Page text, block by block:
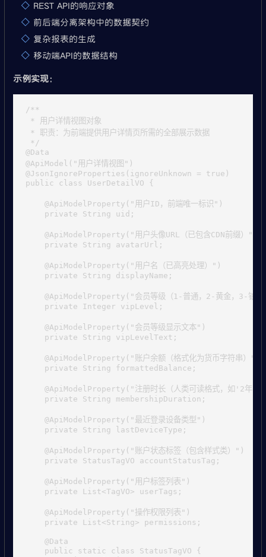
REST API的响应对象
前后端分离架构中的数据契约
复杂报表的生成
移动端API的数据结构
示例实现：
/**
* 用户详情视图对象
* 职责：为前端提供用户详情页所需的全部展示数据
*/
@Data
@ApiModel("用户详情视图")
@JsonIgnoreProperties(ignoreUnknown = true)
public class UserDetailVO {
    @ApiModelProperty("用户ID，前端唯一标识")
    private String uid;
    @ApiModelProperty("用户头像URL（已包含CDN前缀）")
    private String avatarUrl;
    @ApiModelProperty("用户名（已高亮处理）")
    private String displayName;
@ApiModelProperty("会员等级（1-普通，2-黄金，3-铂金
    private Integer vipLevel;
    @ApiModelProperty("会员等级显示文本")
    private String vipLevelText;
    @ApiModelProperty("账户余额（格式化为货币字符串）")
    private String formattedBalance;
@ApiModelProperty("注册时长（人类可读格式，如'2年3
    private String membershipDuration;
    @ApiModelProperty("最近登录设备类型")
    private String lastDeviceType;
    @ApiModelProperty("账户状态标签（包含样式类）")
    private StatusTagVO accountStatusTag;
    @ApiModelProperty("用户标签列表")
    private List<TagVO> userTags;
    @ApiModelProperty("操作权限列表")
    private List<String> permissions;
    @Data
    public static class StatusTagVO {